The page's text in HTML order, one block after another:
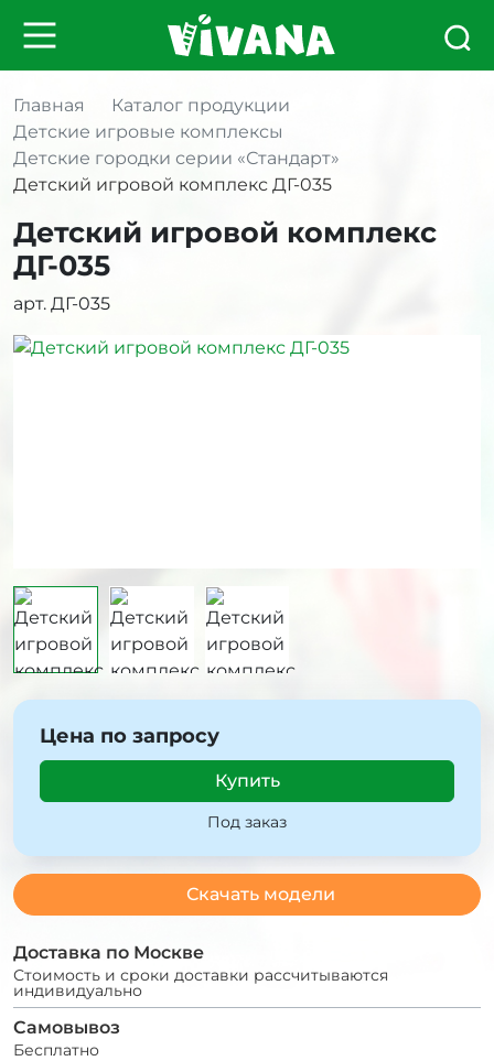
Главная
Каталог продукции
Детские игровые комплексы
Детские городки серии «Стандарт»
Детский игровой комплекс ДГ-035
Детский игровой комплекс
ДГ-035
арт. ДГ-035
Цена по запросу
Купить
Под заказ
Скачать модели
Доставка по Москве
Стоимость и сроки доставки рассчитываются
индивидуально
Самовывоз
Бесплатно